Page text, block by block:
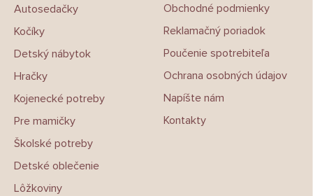
Autosedačky
Kočíky
Detský nábytok
Hračky
Kojenecké potreby
Pre mamičky
Školské potreby
Detské oblečenie
Lôžkoviny
Obchodné podmienky
Reklamačný poriadok
Poučenie spotrebiteľa
Ochrana osobných údajov
Napíšte nám
Kontakty